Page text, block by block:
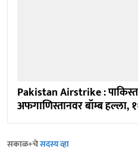
Pakistan Airstrike :
अफगाणिस्तानवर बॉम्ब हल्ला,
सकाळ+चेसदस्य व्हा